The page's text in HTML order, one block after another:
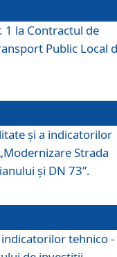
1 la Contractul de
Public Local
şi a indicatorilor
Strada
și DN 73”.
tehnico -